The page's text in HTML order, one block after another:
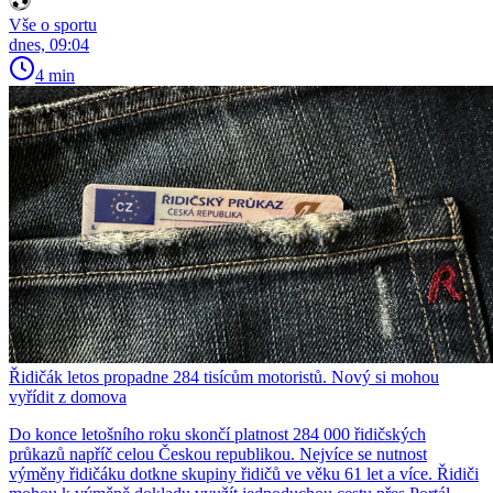
Vše o sportu
dnes, 09:04
4 min
Řidičák letos propadne 284 tisícům motoristů. Nový si mohou
vyřídit z domova
Do konce letošního roku skončí platnost 284 000 řidičských
průkazů napříč celou Českou republikou. Nejvíce se nutnost
výměny řidičáku dotkne skupiny řidičů ve věku 61 let a více. Řidiči